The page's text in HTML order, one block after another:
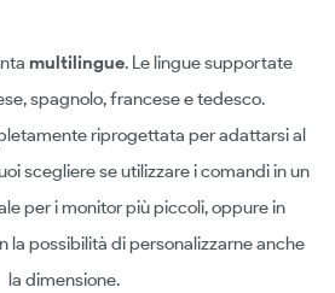
multilingue. Le lingue supportate
spagnolo, francese e tedesco.
riprogettata per adattarsi al
scegliere se utilizzare i comandi in un
per i monitor più piccoli, oppure in
la possibilità di personalizzarne anche
la dimensione.